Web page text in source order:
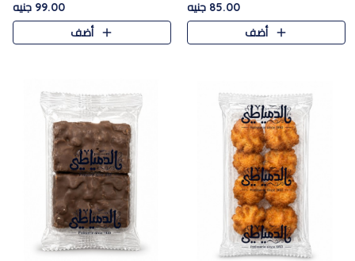
الهند، بلمسه ذهبية وتتميز بقوامها
المرمل وطعمها اللذيذ الذي يشبه
البسبوسة. تُخبز..
85.00 جنيه
أضف
الغنية، مزينة بتشكيلة مختارة من
اللوز والبندق والمكسرات الفاخرة.
مزيج متوازن من القوام ..
99.00 جنيه
أضف